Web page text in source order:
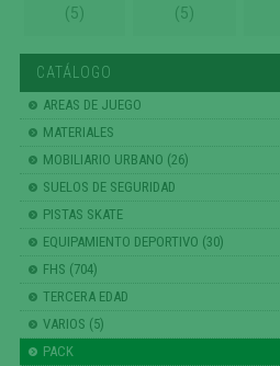
(5)
(5)
CATÁLOGO
AREAS DE JUEGO
MATERIALES
MOBILIARIO URBANO (26)
SUELOS DE SEGURIDAD
PISTAS SKATE
EQUIPAMIENTO DEPORTIVO (30)
FHS (704)
TERCERA EDAD
VARIOS (5)
PACK